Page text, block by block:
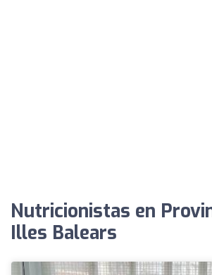
Nutricionistas en
Illes Balears